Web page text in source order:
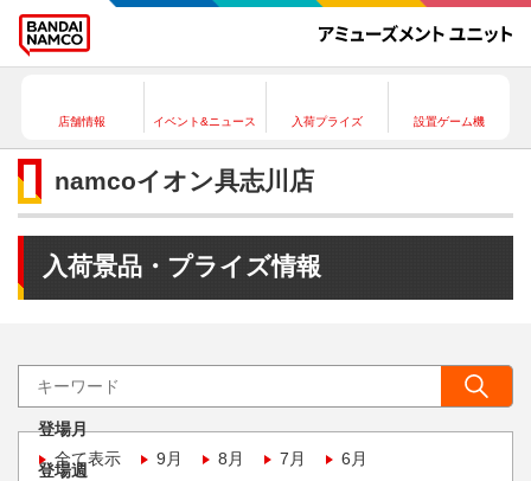
店舗情報 イベント&ニュース 入荷プライズ 設置ゲーム機
namcoイオン具志川店
入荷景品・プライズ情報
登場月
全て表示
9月 8月 7月 6月
登場週